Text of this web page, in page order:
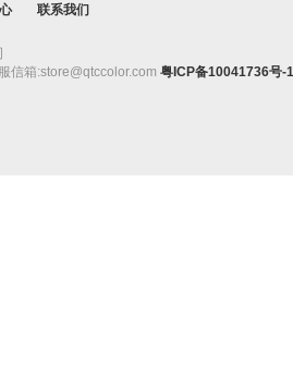
联系我们
信箱:store@qtccolor.com 粤ICP备10041736号-